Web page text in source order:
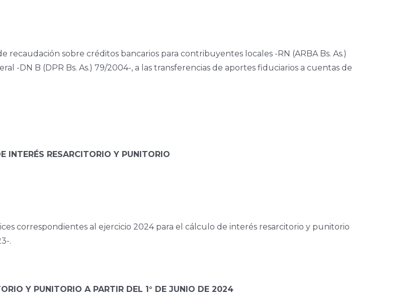
sobre créditos bancarios para contribuyentes locales -RN (ARBA Bs. As.)
-DN B (DPR Bs. As.) 79/2004-, a las transferencias de aportes fiduciarios a cuentas de
INTERÉS RESARCITORIO Y PUNITORIO
correspondientes al ejercicio 2024 para el cálculo de interés resarcitorio y punitorio
.
Y PUNITORIO A PARTIR DEL 1° DE JUNIO DE 2024